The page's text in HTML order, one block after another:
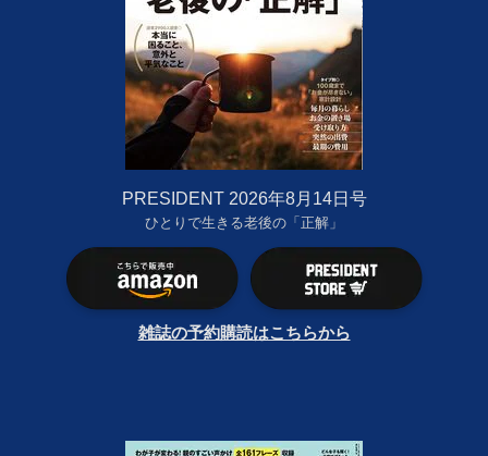
PRESIDENT 2026年8月14日号
ひとりで生きる老後の「正解」
雑誌の予約購読はこちらから